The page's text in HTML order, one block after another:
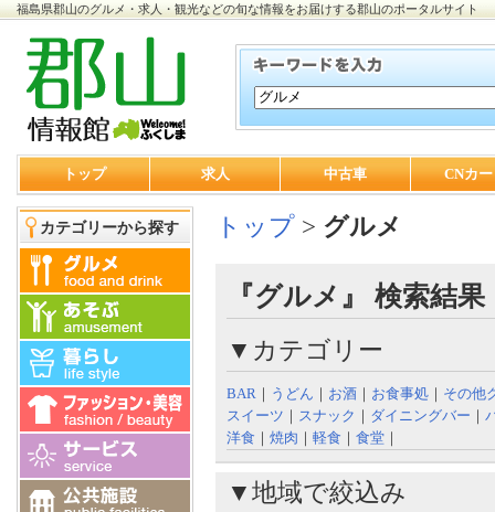
福島県郡山のグルメ・求人・観光などの旬な情報をお届けする郡山のポータルサイト
トップ 求人 中古車 CNカ
カテゴリーから探す トップ > グルメ
『グルメ』 検索結
▼カテゴリー
BAR ｜ うどん ｜ お酒 ｜ お食事処 ｜ その他
スイーツ ｜ スナック ｜ ダイニングバー ｜
洋食 ｜ 焼肉 ｜ 軽食 ｜ 食堂 ｜
▼地域で絞込み